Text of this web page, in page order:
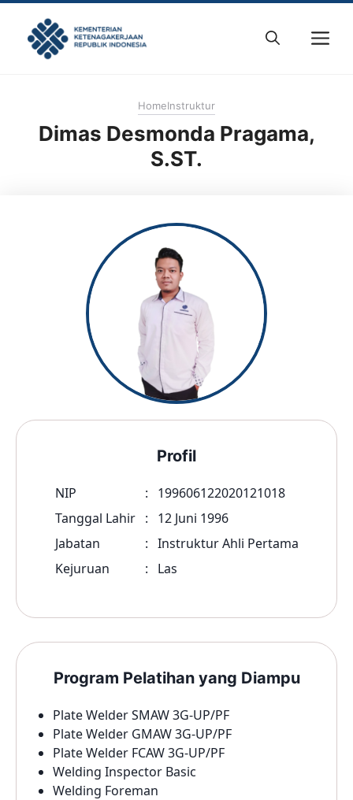
content
HomeInstruktur
Dimas Desmonda Pragama,
S.ST.
Profil
NIP :
199606122020121018
Tanggal Lahir
:
12 Juni 1996
Jabatan
: Instruktur Ahli Pertama
Kejuruan
: Las
Program Pelatihan yang Diampu
Plate Welder SMAW 3G-UP/PF
Plate Welder GMAW 3G-UP/PF
Plate Welder FCAW 3G-UP/PF
Welding Inspector Basic
Welding Foreman